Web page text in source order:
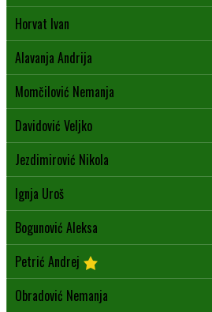
Horvat Ivan
Alavanja Andrija
Momčilović Nemanja
Davidović Veljko
Jezdimirović Nikola
Ignja Uroš
Bogunović Aleksa
Petrić Andrej
Obradović Nemanja